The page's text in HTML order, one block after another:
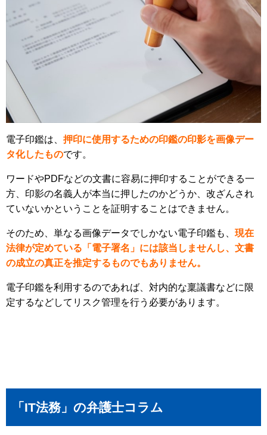
電子印鑑は、 押印に使用するための印鑑の印影を画像デー
タ化したものです。
ワードやPDFなどの文書に容易に押印することができる一
方、印影の名義人が本当に押したのかどうか、改ざんされ
ていないかということを証明することはできません。
そのため、単なる画像データでしかない電子印鑑も、 現在
法律が定めている「電子署名」には該当しませんし、文書
の成立の真正を推定するものでもありません。
電子印鑑を利用するのであれば、対内的な稟議書などに限
定するなどしてリスク管理を行う必要があります。
「IT法務」の弁護士コラム